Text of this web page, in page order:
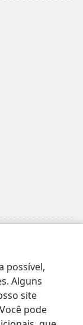
possível,
Alguns
site
pode